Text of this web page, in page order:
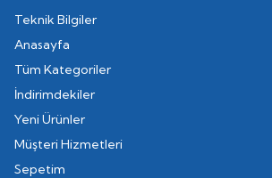
Teknik Bilgiler
Anasayfa
Tüm Kategoriler
İndirimdekiler
Yeni Ürünler
Müşteri Hizmetleri
Sepetim